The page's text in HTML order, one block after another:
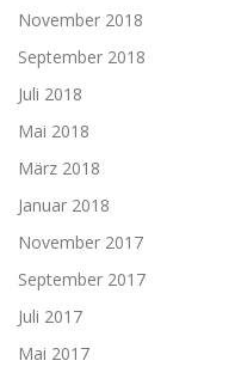
November 2018
September 2018
Juli 2018
Mai 2018
März 2018
Januar 2018
November 2017
September 2017
Juli 2017
Mai 2017